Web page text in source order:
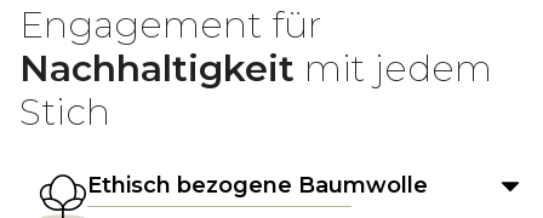
Engagement für
Nachhaltigkeit mit jedem
Stich
Ethisch bezogene Baumwolle